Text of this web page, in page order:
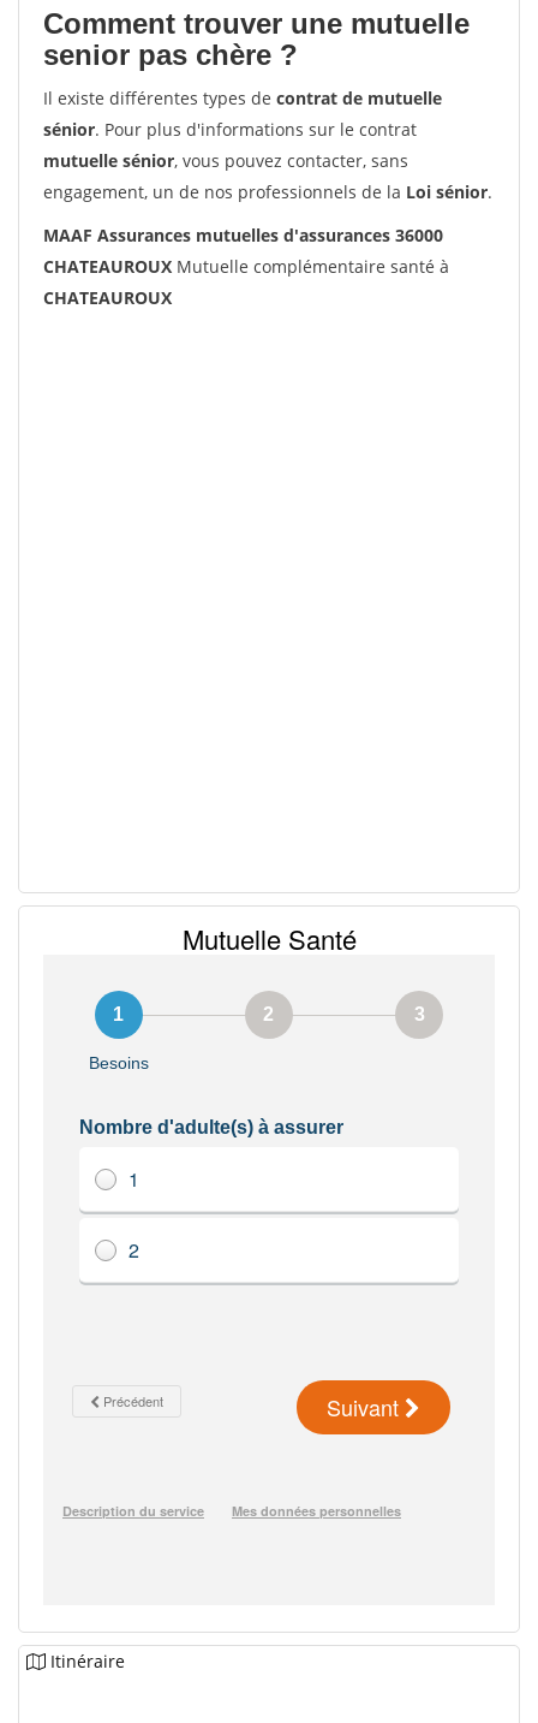
Comment trouver une mutuelle
senior pas chère ?
Il existe différentes types de contrat de mutuelle
sénior. Pour plus d'informations sur le contrat
mutuelle sénior, vous pouvez contacter, sans
engagement, un de nos professionnels de la Loi sénior.
MAAF Assurances mutuelles d'assurances 36000
CHATEAUROUX Mutuelle complémentaire santé à
CHATEAUROUX
Itinéraire